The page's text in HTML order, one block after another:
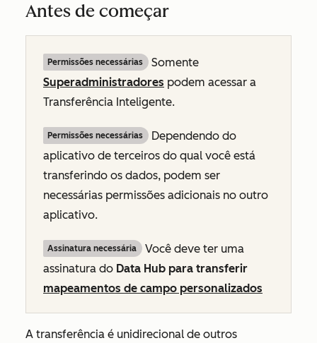
Antes de começar
Permissões necessárias
Somente
Superadministradores podem acessar a
Transferência Inteligente.
Permissões necessárias
Dependendo do
aplicativo de terceiros do qual você está
transferindo os dados, podem ser
necessárias permissões adicionais no outro
aplicativo.
Assinatura necessária
Você deve ter uma
assinatura do Data Hub para transferir
mapeamentos de campo personalizados
A transferência é unidirecional de outros